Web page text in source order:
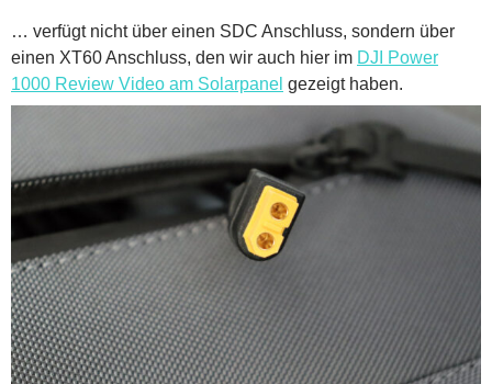
… verfügt nicht über einen SDC Anschluss, sondern über
einen XT60 Anschluss, den wir auch hier im DJI Power
1000 Review Video am Solarpanel gezeigt haben.